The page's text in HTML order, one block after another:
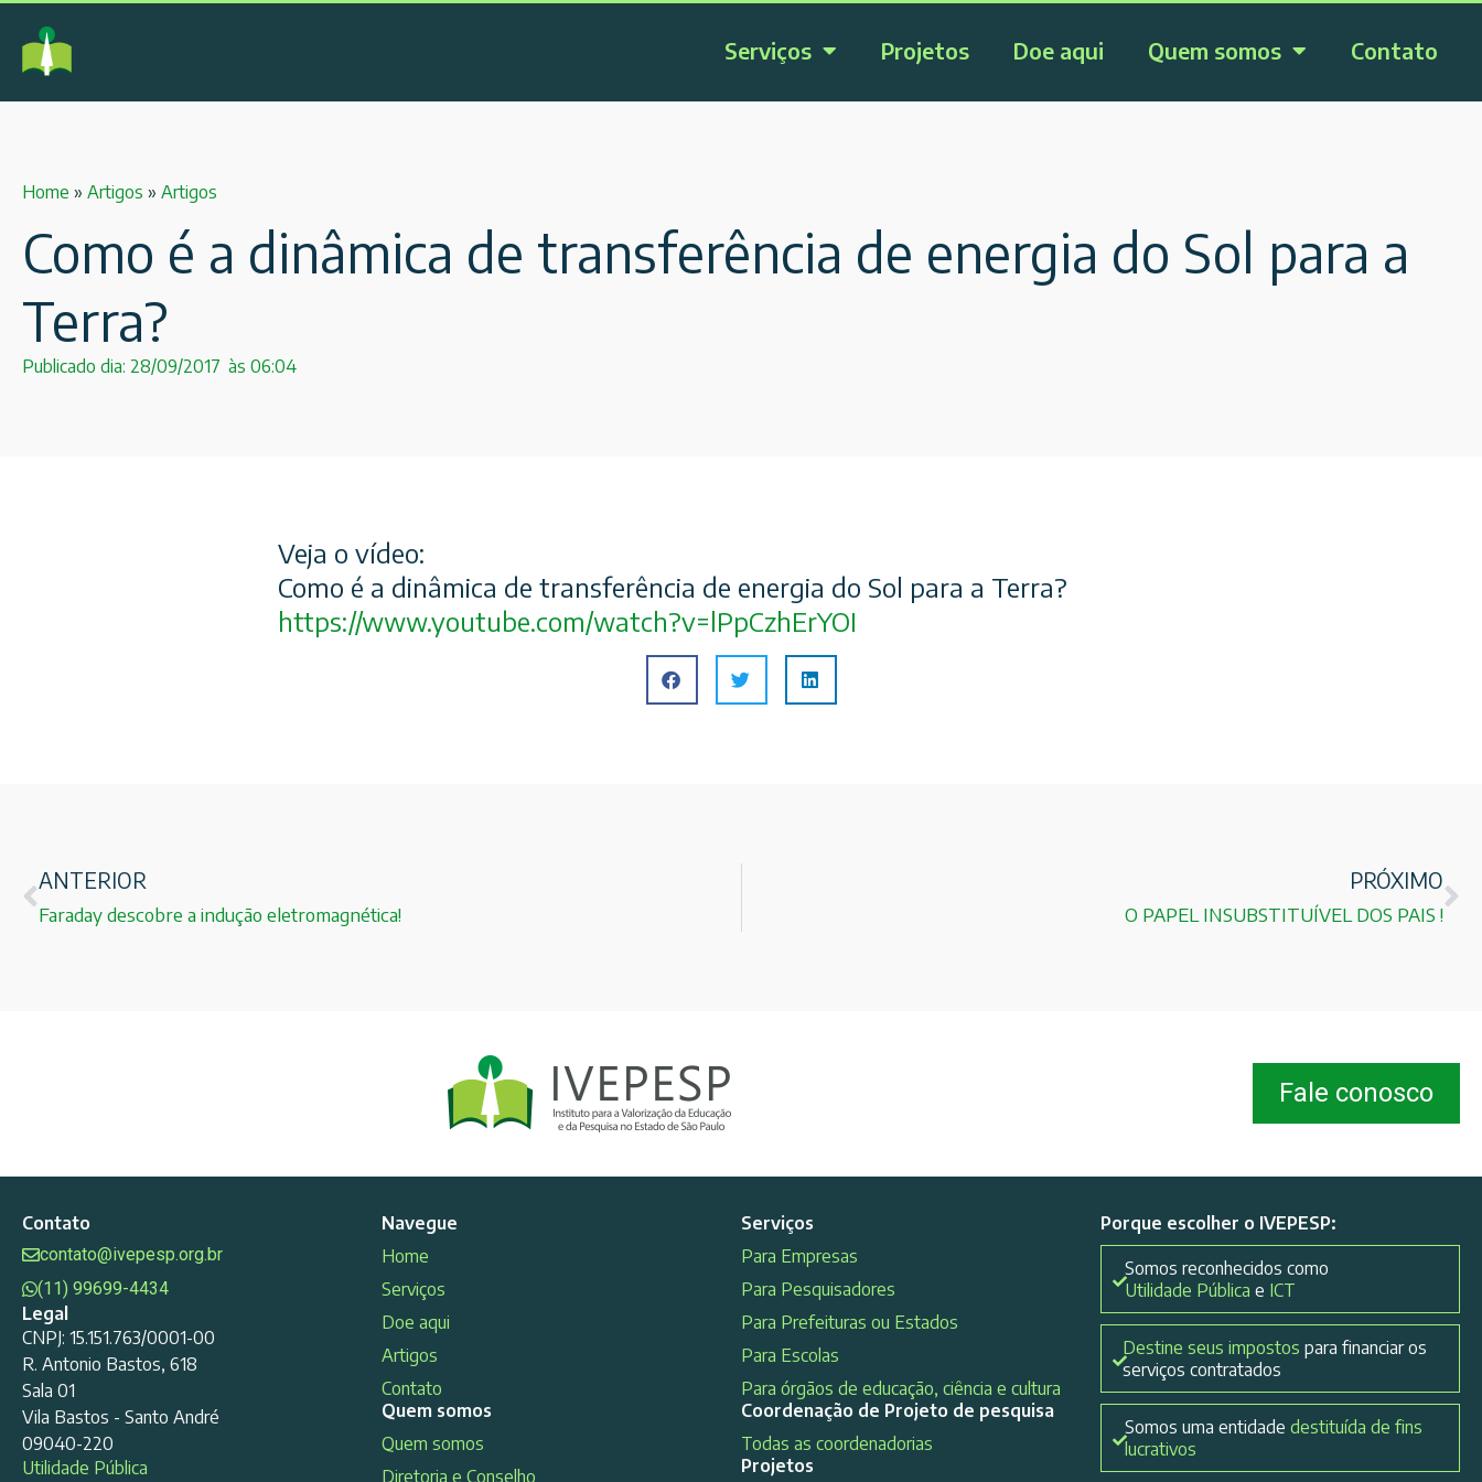
Serviços Projetos Doe aqui Quem somos Contato
Home » Artigos » Artigos
Como é a dinâmica de transferência de energia do Sol para a
Terra?
Publicado dia: 28/09/2017 às 06:04
Veja o vídeo:
Como é a dinâmica de transferência de energia do Sol para a Terra?
https://www.youtube.com/watch?v=lPpCzhErYOI
ANTERIOR
Faraday descobre a indução eletromagnética!
PRÓXIMO
O PAPEL INSUBSTITUÍVEL DOS PAIS !
Fale conosco
Contato
contato@ivepesp.org.br
(11) 99699-4434
Legal
CNPJ: 15.151.763/0001-00
R. Antonio Bastos, 618
Sala 01
Vila Bastos - Santo André
09040-220
Utilidade Pública
Navegue
Home
Serviços
Doe aqui
Artigos
Contato
Quem somos
Quem somos
Diretoria e Conselho
Serviços
Para Empresas
Para Pesquisadores
Para Prefeituras ou Estados
Para Escolas
Para órgãos de educação, ciência e cultura
Coordenação de Projeto de pesquisa
Todas as coordenadorias
Projetos
Porque escolher o IVEPESP:
Somos reconhecidos como
Utilidade Pública e ICT
Destine seus impostos para financiar os
serviços contratados
Somos uma entidadedestituída de fins
lucrativos